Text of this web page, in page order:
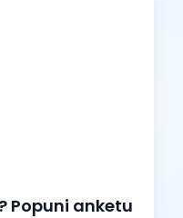
Popuni anketu